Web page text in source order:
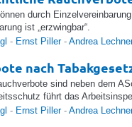
durch
ist „erzwingbar“.
- Ernst Piller-Andrea
nach
sind neben dem
führt das
- Ernst Piller-Andrea